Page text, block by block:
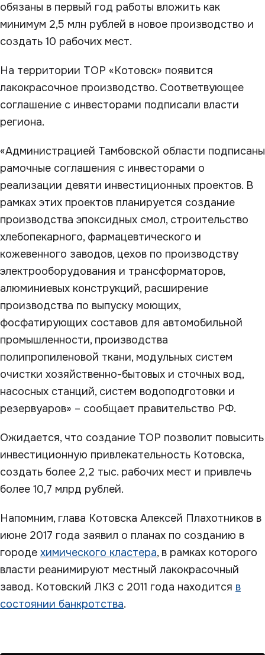
обязаны в первый год работы вложить как
минимум 2,5 млн рублей в новое производство и
создать 10 рабочих мест.
На территории ТОР «Котовск» появится
лакокрасочное производство. Соответвующее
соглашение с инвесторами подписали власти
региона.
«Администрацией Тамбовской области подписаны
рамочные соглашения с инвесторами о
реализации девяти инвестиционных проектов. В
рамках этих проектов планируется создание
производства эпоксидных смол, строительство
хлебопекарного, фармацевтического и
кожевенного заводов, цехов по производству
электрооборудования и трансформаторов,
алюминиевых конструкций, расширение
производства по выпуску моющих,
фосфатирующих составов для автомобильной
промышленности, производства
полипропиленовой ткани, модульных систем
очистки хозяйственно-бытовых и сточных вод,
насосных станций, систем водоподготовки и
резервуаров» – сообщает правительство РФ.
Ожидается, что создание ТОР позволит повысить
инвестиционную привлекательность Котовска,
создать более 2,2 тыс. рабочих мест и привлечь
более 10,7 млрд рублей.
Напомним, глава Котовска Алексей Плахотников в
июне 2017 года заявил о планах по созданию в
городе химического кластера, в рамках которого
власти реанимируют местный лакокрасочный
завод. Котовский ЛКЗ с 2011 года находится в
состоянии банкротства.